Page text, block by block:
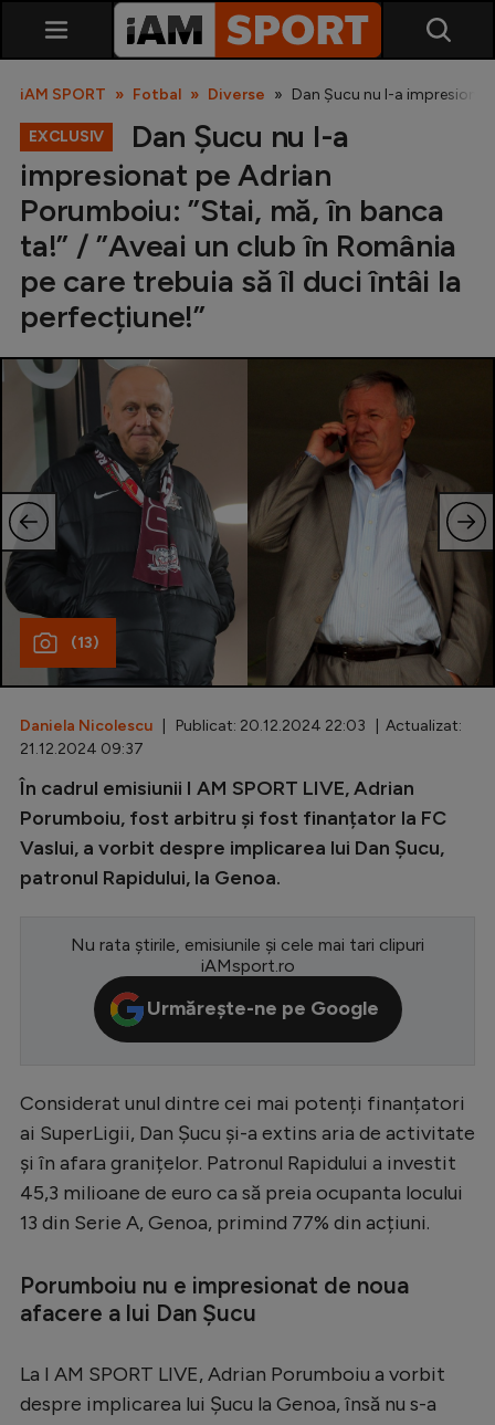
SuperLiga
Liga 2
Cupa României
Echipa Națională
U21
Fotbal feminin
Special
Diverse
Inedit
Clasamente
Europa League
Conference League
Premier League
LaLiga
Serie A
Ligue 1
Campionate
Starurile fotbalului
EURO 2024
Clasamente
iAM SPORT Fotbal Diverse Dan Șucu nu l-a
EXCLUSIV
Dan Șucu nu l-a
impresionat pe Adrian
Porumboiu: ”Stai, mă, în banca
ta!” / ”Aveai un club în România
pe care trebuia să îl duci întâi la
perfecțiune!”
(13)
Daniela Nicolescu | Publicat: 20.12.2024 22:03 | Actualizat:
21.12.2024 09:37
În cadrul emisiunii I AM SPORT LIVE, Adrian
Porumboiu, fost arbitru și fost finanțator la FC
Vaslui, a vorbit despre implicarea lui Dan Șucu,
patronul Rapidului, la Genoa.
Nu rata știrile, emisiunile și cele mai tari clipuri
iAMsport.ro
Urmărește-ne pe Google
Considerat unul dintre cei mai potenți finanțatori
ai SuperLigii, Dan Șucu și-a extins aria de activitate
și în afara granițelor. Patronul Rapidului a investit
45,3 milioane de euro ca să preia ocupanta locului
13 din Serie A, Genoa, primind 77% din acțiuni.
Porumboiu nu e impresionat de noua
afacere a lui Dan Șucu
La I AM SPORT LIVE, Adrian Porumboiu a vorbit
despre implicarea lui Șucu la Genoa, însă nu s-a